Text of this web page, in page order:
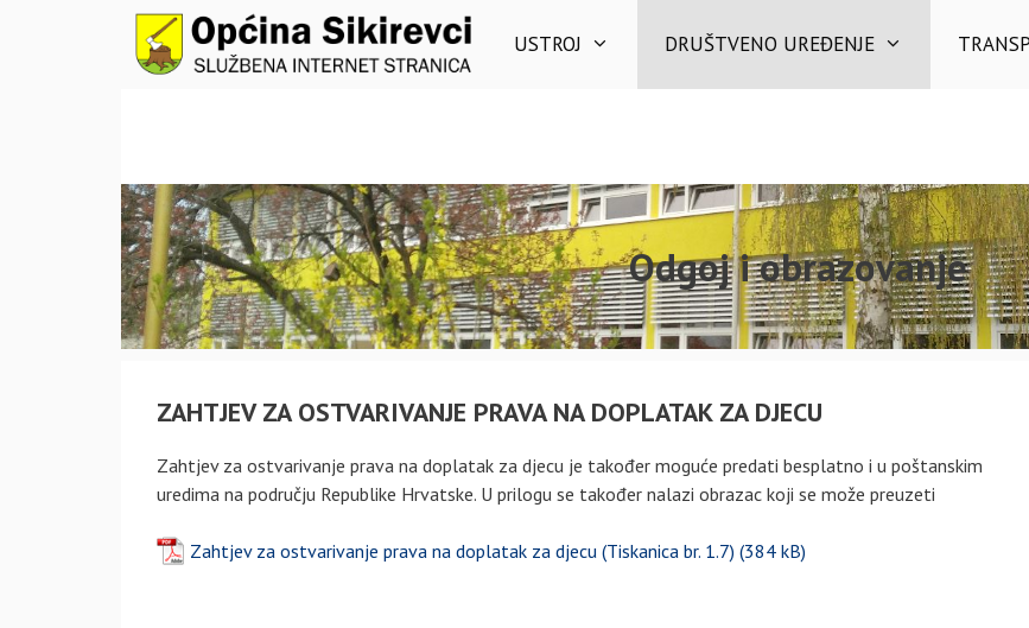
USTROJ DRUŠTVENO UREĐENJE
Odgoj i obrazovanje
ZAHTJEV ZA OSTVARIVANJE PRAVA NA DOPLATAK ZA DJECU
Zahtjev za ostvarivanje prava na doplatak za djecu je također moguće predati besplatno i u poštanskim
uredima na području Republike Hrvatske. U prilogu se također nalazi obrazac koji se može preuzeti
Zahtjev za ostvarivanje prava na doplatak za djecu (Tiskanica br. 1.7)